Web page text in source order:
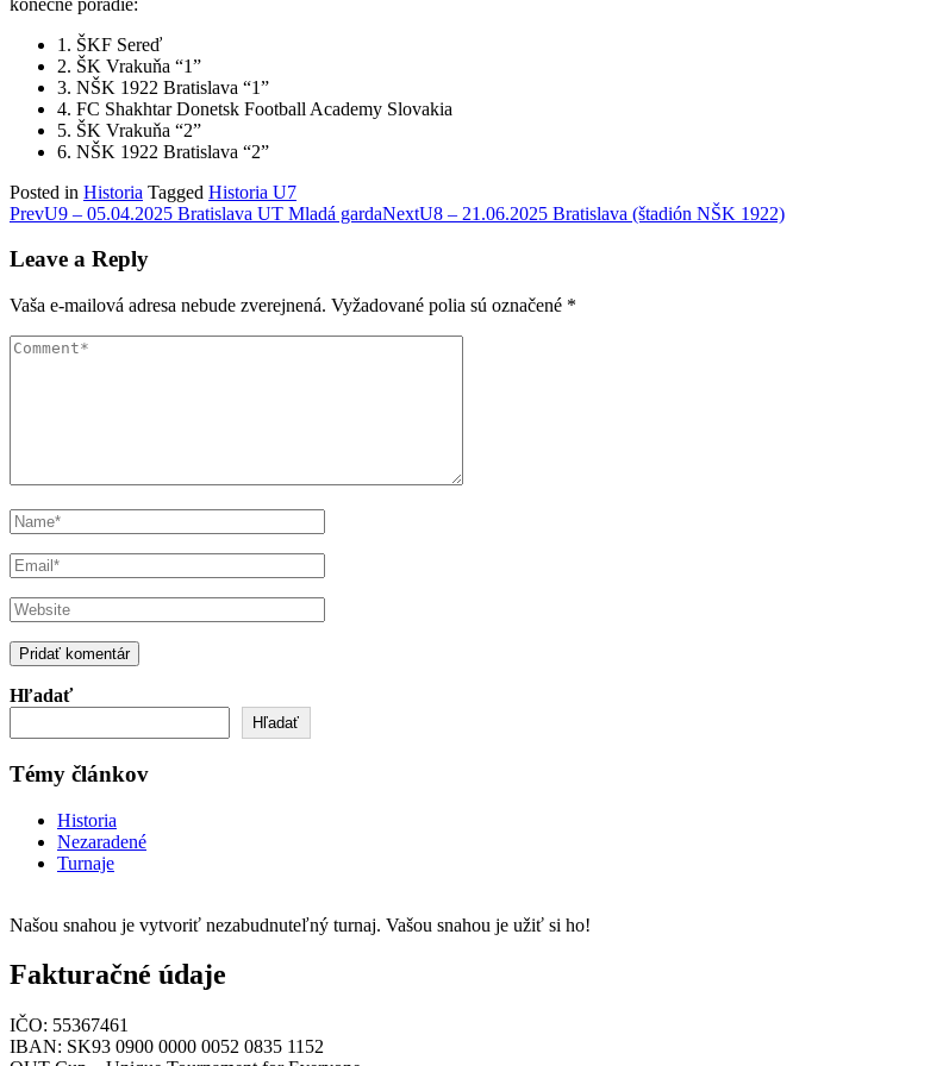
1. ŠKF Sereď
2. ŠK Vrakuňa “1”
3. NŠK 1922 Bratislava “1”
4. FC Shakhtar Donetsk Football Academy Slovakia
5. ŠK Vrakuňa “2”
6. NŠK 1922 Bratislava “2”
Posted in Historia Tagged Historia U7
Post
navigation
PrevU9 – 05.04.2025 Bratislava UT Mladá gardaNextU8 – 21.06.2025 Bratislava (štadión NŠK 1922)
Leave a Reply
Vaša e-mailová adresa nebude zverejnená. Vyžadované polia sú označené *
Hľadať
Hľadať
Témy článkov
Historia
Nezaradené
Turnaje
Našou snahou je vytvoriť nezabudnuteľný turnaj. Vašou snahou je užiť si ho!
Fakturačné údaje
IČO: 55367461
IBAN: SK93 0900 0000 0052 0835 1152